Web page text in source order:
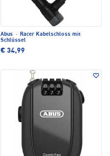
Abus · Racer Kabelschloss mit
Schlüssel
€ 34,99